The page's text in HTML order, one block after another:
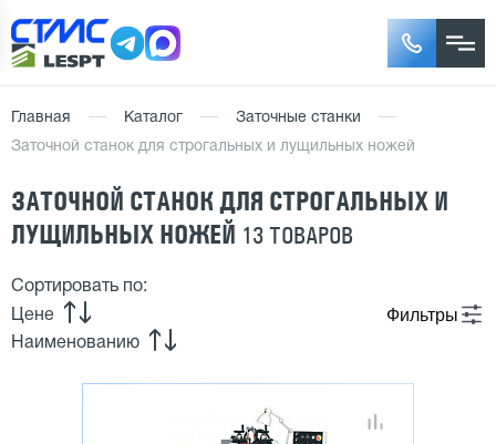
Главная Каталог
Заточные станки
Заточной станок для строгальных и лущильных ножей
ЗАТОЧНОЙ СТАНОК ДЛЯ СТРОГАЛЬНЫХ И
ЛУЩИЛЬНЫХ НОЖЕЙ 13 ТОВАРОВ
Фильтры
Сортировать по:
Цене
Наименованию